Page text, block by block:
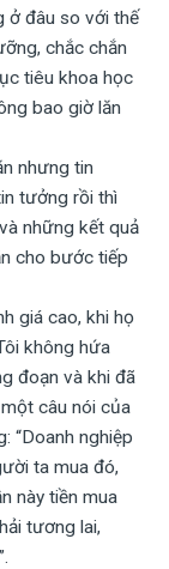
ở đâu so với thế
chắc chắn
tiêu khoa học
bao giờ lăn
nhưng tin
tưởng rồi thì
những kết quả
cho bước tiếp
giá cao, khi họ
không hứa
đoạn và khi đã
câu nói của
“Doanh nghiệp
ta mua đó,
này tiền mua
tương lai,